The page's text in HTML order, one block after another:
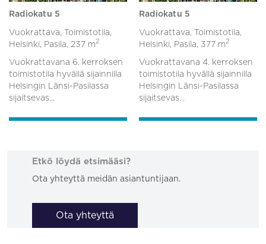
Radiokatu 5
Vuokrattava, Toimistotila,
Helsinki, Pasila, 237 m2
Vuokrattavana 6. kerroksen
toimistotila hyvällä sijainnilla
Helsingin Länsi-Pasilassa
sijaitsevas...
Radiokatu 5
Vuokrattava, Toimistotila,
Helsinki, Pasila, 377 m2
Vuokrattavana 4. kerroksen
toimistotila hyvällä sijainnilla
Helsingin Länsi-Pasilassa
sijaitsevas...
Etkö löydä etsimääsi?
Ota yhteyttä meidän asiantuntijaan.
Ota yhteyttä